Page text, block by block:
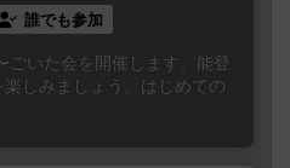
誰でも参加
ごいた会を開催します。能登
しみましょう。はじめての